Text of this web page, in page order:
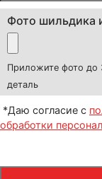
Фото шильдика
Приложите фото до
деталь
*Даю согласие с
обработки